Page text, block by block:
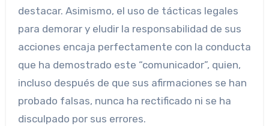
destacar. Asimismo, el uso de tácticas legales
para demorar y eludir la responsabilidad de sus
acciones encaja perfectamente con la conducta
que ha demostrado este “comunicador”, quien,
incluso después de que sus afirmaciones se han
probado falsas, nunca ha rectificado ni se ha
disculpado por sus errores.